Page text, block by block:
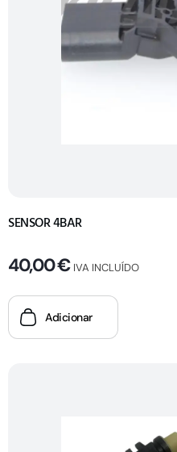
SENSOR 4BAR
40,00€ IVA INCLUÍDO
Adicionar